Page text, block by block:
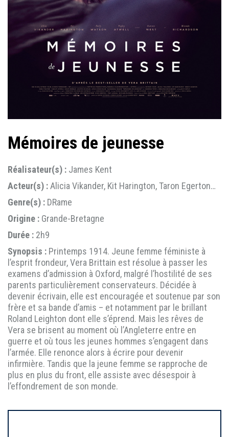
Mémoires de jeunesse
Réalisateur(s) : James Kent
Acteur(s) :Alicia Vikander, Kit Harington, Taron Egerton…
Genre(s) : DRame
Origine : Grande-Bretagne
Durée : 2h9
Synopsis : Printemps 1914. Jeune femme féministe à
l’esprit frondeur, Vera Brittain est résolue à passer les
examens d’admission à Oxford, malgré l’hostilité de ses
parents particulièrement conservateurs. Décidée à
devenir écrivain, elle est encouragée et soutenue par son
frère et sa bande d’amis – et notamment par le brillant
Roland Leighton dont elle s’éprend. Mais les rêves de
Vera se brisent au moment où l’Angleterre entre en
guerre et où tous les jeunes hommes s’engagent dans
l’armée. Elle renonce alors à écrire pour devenir
infirmière. Tandis que la jeune femme se rapproche de
plus en plus du front, elle assiste avec désespoir à
l’effondrement de son monde.